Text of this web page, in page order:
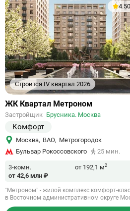
Строится IV квартал 2026
4.50
Ссылка
объект
ЖК Квартал Метроном
Застройщик Брусника. Москва
Комфорт
Москва, ВАО, Метрогородок
Бульвар Рокоссовского
25 мин.
3-комн. от 192,1 м2
от 42,6 млн ₽
“Метроном” - жилой комплекс комфорт-
в Восточном административном округе